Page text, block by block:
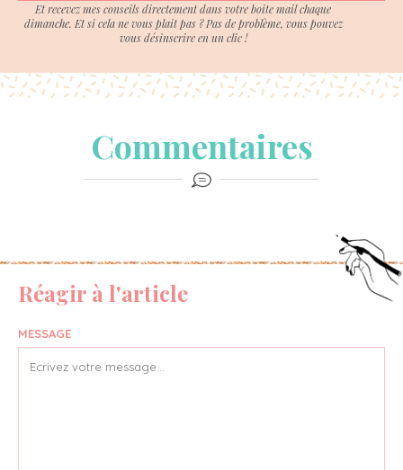
Et recevez mes conseils directement dans votre boite mail chaque
dimanche. Et si cela ne vous plait pas ? Pas de problème, vous pouvez
vous désinscrire en un clic !
Commentaires
Réagir à l'article
MESSAGE